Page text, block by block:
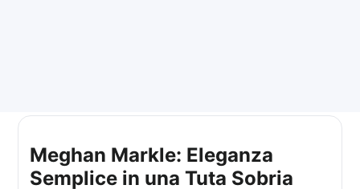
Meghan Markle: Eleganza
Semplice in una Tuta Sobria